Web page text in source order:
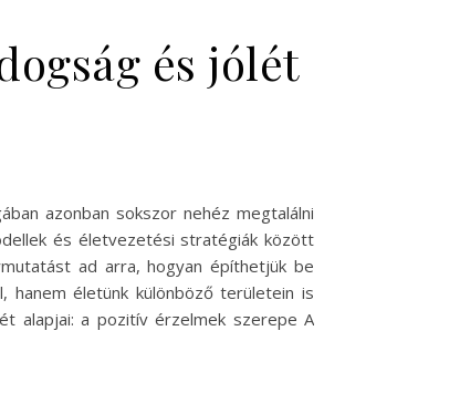
és jólét
azonban sokszor nehéz megtalálni
és életvezetési stratégiák között
ad arra, hogyan építhetjük be
hanem életünk különböző területein is
alapjai: a pozitív érzelmek szerepe A